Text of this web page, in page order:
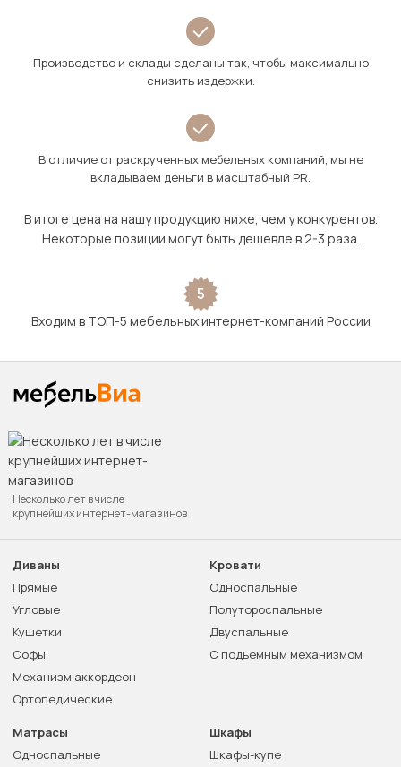
Производство и склады сделаны так, чтобы максимально
снизить издержки.
В отличие от раскрученных мебельных компаний, мы не
вкладываем деньги в масштабный PR.
В итоге цена на нашу продукцию ниже, чем у конкурентов.
Некоторые позиции могут быть дешевле в 2-3 раза.
5
Входим в ТОП-5 мебельных интернет-компаний России
Несколько лет в числе
крупнейших интернет-магазинов
Диваны
Прямые
Угловые
Кушетки
Софы
Механизм аккордеон
Ортопедические
Кровати
Односпальные
Полутороспальные
Двуспальные
С подъемным механизмом
Матрасы
Односпальные
Шкафы
Шкафы-купе